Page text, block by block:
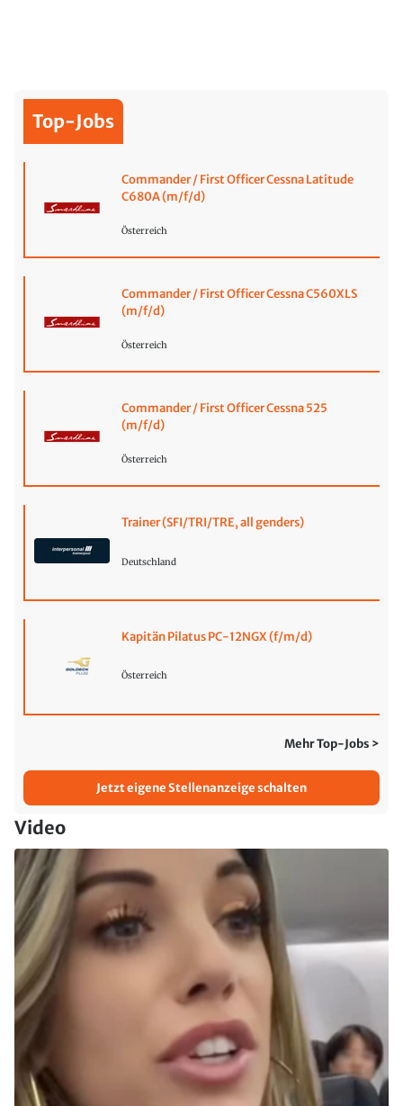
Top-Jobs
Commander / First Officer Cessna Latitude
C680A (m/f/d)
Österreich
Commander / First Officer Cessna C560XLS
(m/f/d)
Österreich
Commander / First Officer Cessna 525
(m/f/d)
Österreich
Trainer (SFI/TRI/TRE, all genders)
Deutschland
Kapitän Pilatus PC-12NGX (f/m/d)
Österreich
Mehr Top-Jobs >
Jetzt eigene Stellenanzeige schalten
Video